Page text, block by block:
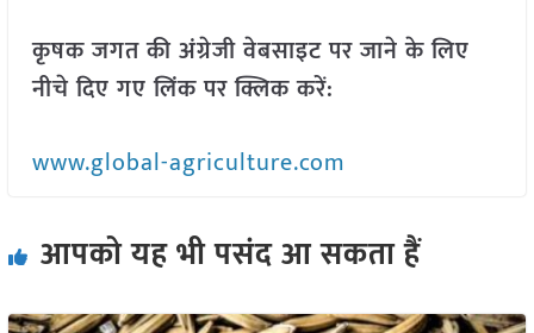
कृषक जगत की अंग्रेजी वेबसाइट पर जाने के लिए
नीचे दिए गए लिंक पर क्लिक करें:
www.global-agriculture.com
आपको यह भी पसंद आ सकता हैं